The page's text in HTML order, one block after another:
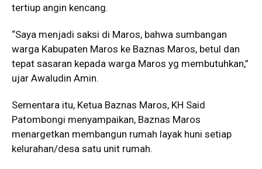
tertiup angin kencang.
“Saya menjadi saksi di Maros, bahwa sumbangan
warga Kabupaten Maros ke Baznas Maros, betul dan
tepat sasaran kepada warga Maros yg membutuhkan,”
ujar Awaludin Amin.
Sementara itu, Ketua Baznas Maros, KH Said
Patombongi menyampaikan, Baznas Maros
menargetkan membangun rumah layak huni setiap
kelurahan/desa satu unit rumah.